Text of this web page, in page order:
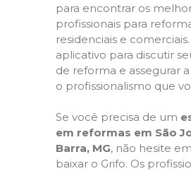
para encontrar os
profissionais para
residenciais e
aplicativo para discutir
de reforma e assegurar
o profissionalismo que
Se você precisa de um
em reformas em São
Barra, MG, não hesite
baixar o Grifo. Os